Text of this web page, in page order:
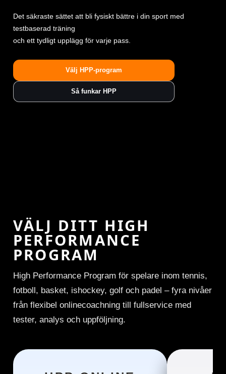
Det säkraste sättet att bli fysiskt bättre i din sport med
testbaserad träning
och ett tydligt upplägg för varje pass.
Välj HPP-program
Så funkar HPP
VÄLJ DITT HIGH
PERFORMANCE
PROGRAM
High Performance Program för spelare inom tennis,
fotboll, basket, ishockey, golf och padel – fyra nivåer
från flexibel onlinecoachning till fullservice med
tester, analys och uppföljning.